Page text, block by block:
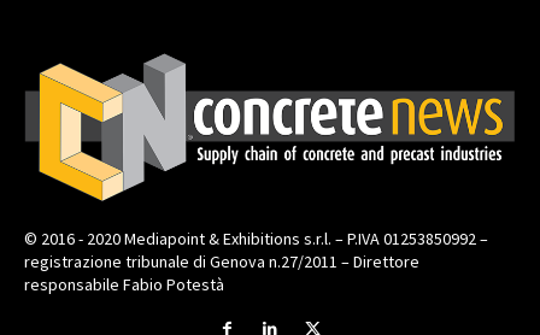
© 2016 - 2020 Mediapoint & Exhibitions s.r.l. – P.IVA 01253850992 –
registrazione tribunale di Genova n.27/2011 – Direttore
responsabile Fabio Potestà